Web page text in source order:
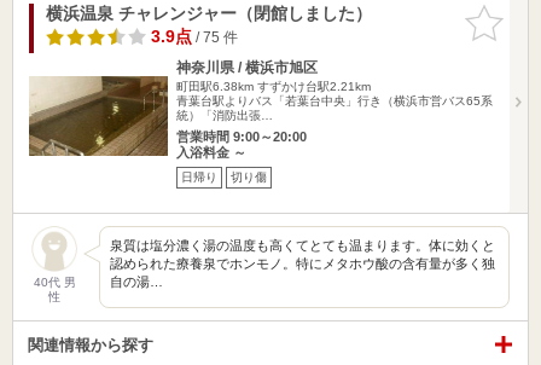
お気に入
りに追加
横浜温泉 チャレンジャー（閉館しました）
3.9点/ 75 件
神奈川県 / 横浜市旭区
町田駅6.38km すずかけ台駅2.21km
青葉台駅よりバス「若葉台中央」行き（横浜市営バス65系
統）「消防出張…
営業時間 9:00～20:00
入浴料金 ～
日帰り 切り傷
40代 男
性
泉質は塩分濃く湯の温度も高くてとても温まります。体に効くと
認められた療養泉でホンモノ。特にメタホウ酸の含有量が多く独
自の湯…
関連情報から探す